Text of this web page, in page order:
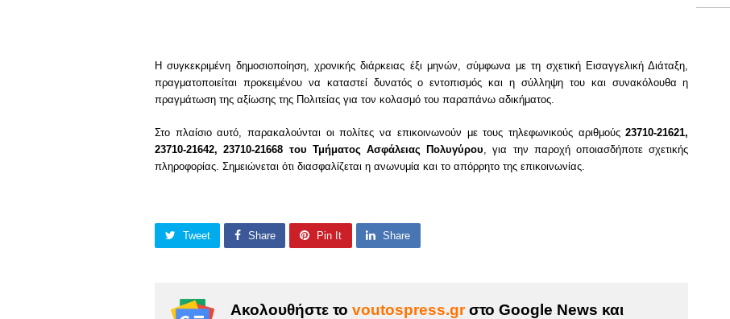
Η συγκεκριμένη δημοσιοποίηση, χρονικής διάρκειας έξι μηνών, σύμφωνα με τη σχετική Εισαγγελική Διάταξη,
πραγματοποιείται προκειμένου να καταστεί δυνατός ο εντοπισμός και η σύλληψη του και συνακόλουθα η
πραγμάτωση της αξίωσης της Πολιτείας για τον κολασμό του παραπάνω αδικήματος.
Στο πλαίσιο αυτό, παρακαλούνται οι πολίτες να επικοινωνούν με τους τηλεφωνικούς αριθμούς23710-21621,
23710-21642, 23710-21668 του Τμήματος Ασφάλειας Πολυγύρου, για την παροχή οποιασδήποτε σχετικής
πληροφορίας. Σημειώνεται ότι διασφαλίζεται η ανωνυμία και το απόρρητο της επικοινωνίας.
Tweet Share Pin It Share
Ακολουθήστε τοvoutospress.grστο Google News και